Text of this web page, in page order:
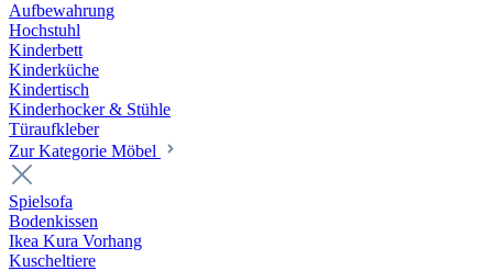
Aufbewahrung
Hochstuhl
Kinderbett
Kinderküche
Kindertisch
Kinderhocker & Stühle
Türaufkleber
Zur Kategorie Möbel
Spielsofa
Bodenkissen
Ikea Kura Vorhang
Kuscheltiere